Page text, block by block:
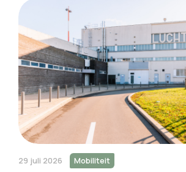
29 juli 2026 Mobiliteit